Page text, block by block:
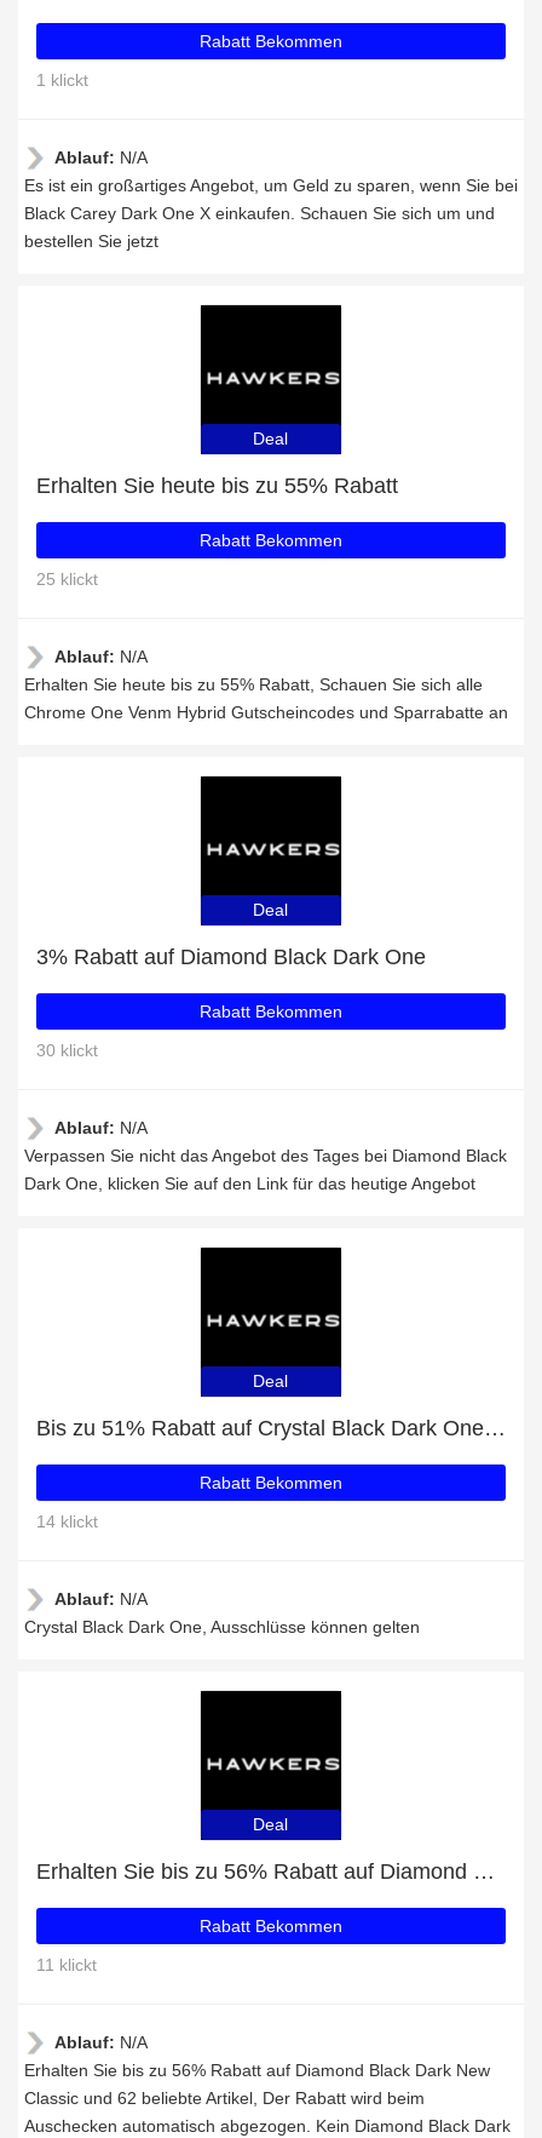
Rabatt Bekommen
1 klickt
Ablauf: N/A
Es ist ein großartiges Angebot, um Geld zu sparen, wenn Sie bei
Black Carey Dark One X einkaufen. Schauen Sie sich um und
bestellen Sie jetzt
Deal
Erhalten Sie heute bis zu 55% Rabatt
Rabatt Bekommen
25 klickt
Ablauf: N/A
Erhalten Sie heute bis zu 55% Rabatt, Schauen Sie sich alle
Chrome One Venm Hybrid Gutscheincodes und Sparrabatte an
Deal
3% Rabatt auf Diamond Black Dark One
Rabatt Bekommen
30 klickt
Ablauf: N/A
Verpassen Sie nicht das Angebot des Tages bei Diamond Black
Dark One, klicken Sie auf den Link für das heutige Angebot
Deal
Bis zu 51% Rabatt auf Crystal Black Dark One und mehr
Rabatt Bekommen
14 klickt
Ablauf: N/A
Crystal Black Dark One, Ausschlüsse können gelten
Deal
Erhalten Sie bis zu 56% Rabatt auf Diamond Black Dark New Classic und 62 beliebte Artikel
Rabatt Bekommen
11 klickt
Ablauf: N/A
Erhalten Sie bis zu 56% Rabatt auf Diamond Black Dark New
Classic und 62 beliebte Artikel, Der Rabatt wird beim
Auschecken automatisch abgezogen. Kein Diamond Black Dark